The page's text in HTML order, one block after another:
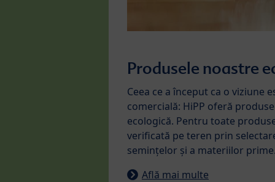
Produsele noastre
Ceea ce a început ca o viziune
comercială: HiPP oferă
ecologică. Pentru toate
verificată pe teren prin
semințelor și a materiilor
Află mai multe